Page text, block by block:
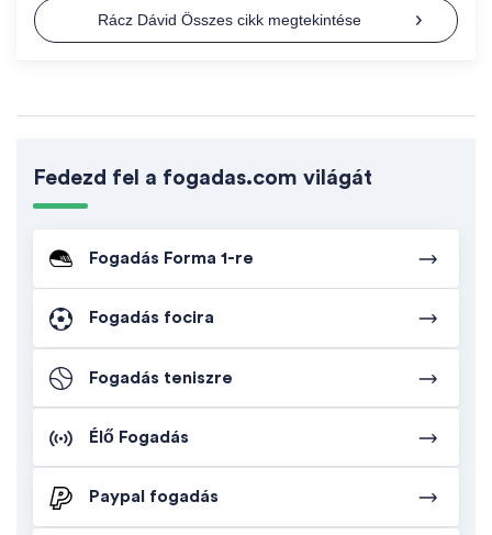
Rácz Dávid Összes cikk megtekintése
Fedezd fel a fogadas.com világát
Fogadás Forma 1-re
Fogadás focira
Fogadás teniszre
Élő Fogadás
Paypal fogadás